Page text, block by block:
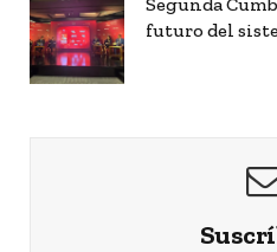
Segunda
futuro del